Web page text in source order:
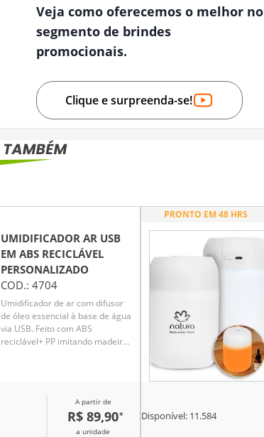
Veja como oferecemos o melhor no
segmento de brindes
promocionais.
Clique e surpreenda-se!
UMIDIFICADOR AR USB
EM ABS RECICLÁVEL
PERSONALIZADO
COD.: 4704
Umidificador de ar com difusor
de óleo essencial à base de água
via USB. Feito com ABS
reciclável+ PP imitando madeira,
Acompanha cabo USB.A partir de
R$ 89,90*
a unidade
PRONTO EM 48 HRS
Disponível: 11.584